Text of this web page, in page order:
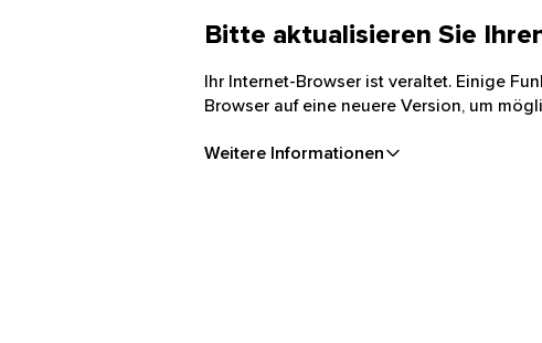
Bitte aktualisieren Sie
Ihr Internet-Browser ist veraltet. Einige
Browser auf eine neuere Version, um
Weitere Informationen